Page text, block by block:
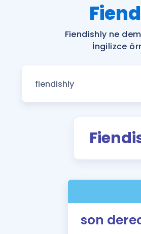
Fiendishly ne
İngilizce
son